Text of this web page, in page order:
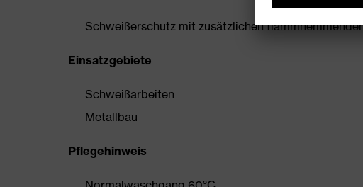
Schweißerschutz mit zusätzlichen
Einsatzgebiete
Schweißarbeiten
Metallbau
Pflegehinweis